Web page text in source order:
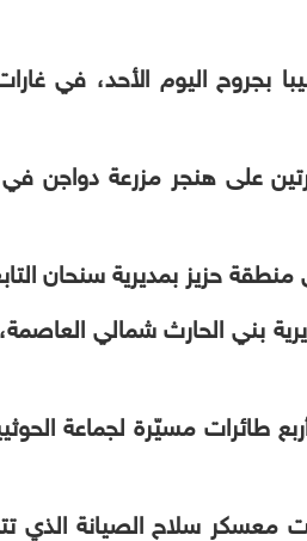
بجروح اليوم الأحد، في
على هنجر مزرعة دواجن
حزيز بمديرية سنحان
بني الحارث شمالي
طائرات مسيّرة لجماعة
سلاح الصيانة الذي